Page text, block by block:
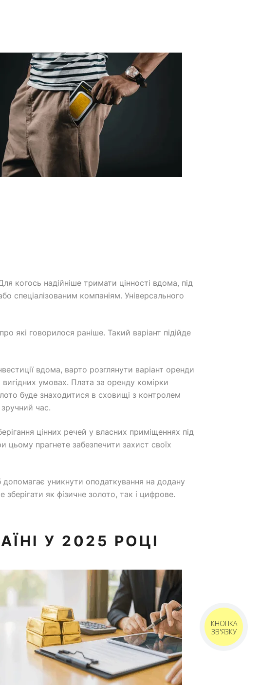
когось надійніше тримати цінності вдома, під
спеціалізованим компаніям. Універсального
які говорилося раніше. Такий варіант підійде
вдома, варто розглянути варіант оренди
вигідних умовах. Плата за оренду комірки
буде знаходитися в сховищі з контролем
час.
цінних речей у власних приміщеннях під
прагнете забезпечити захист своїх
уникнути оподаткування на додану
як фізичне золото, так і цифрове.
У 2025 РОЦІ
КНОПКА
ЗВ'ЯЗКУ